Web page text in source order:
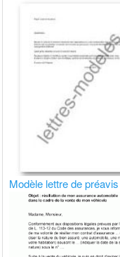
Modèle lettre de préavis